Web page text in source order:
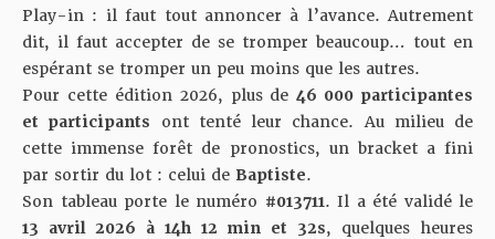
Play-in : il faut tout annoncer à l’avance. Autrement
dit, il faut accepter de se tromper beaucoup… tout en
espérant se tromper un peu moins que les autres.
Pour cette édition 2026, plus de46 000 participantes
et participants ont tenté leur chance. Au milieu de
cette immense forêt de pronostics, un bracket a fini
par sortir du lot : celui de Baptiste.
Son tableau porte le numéro #013711. Il a été validé le
13 avril 2026 à 14h 12 min et 32s, quelques heures